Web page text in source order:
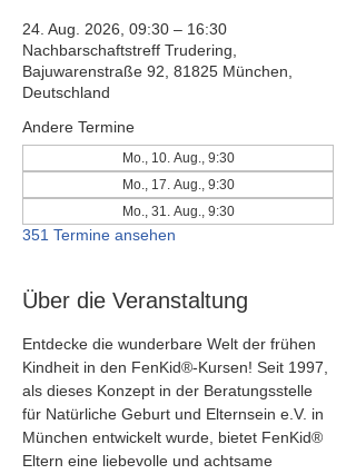
24. Aug. 2026, 09:30 – 16:30
Nachbarschaftstreff Trudering,
Bajuwarenstraße 92, 81825 München,
Deutschland
Andere Termine
Mo., 10. Aug., 9:30
Mo., 17. Aug., 9:30
Mo., 31. Aug., 9:30
351 Termine ansehen
Über die Veranstaltung
Entdecke die wunderbare Welt der frühen
Kindheit in den FenKid®-Kursen! Seit 1997,
als dieses Konzept in der Beratungsstelle
für Natürliche Geburt und Elternsein e.V. in
München entwickelt wurde, bietet FenKid®
Eltern eine liebevolle und achtsame